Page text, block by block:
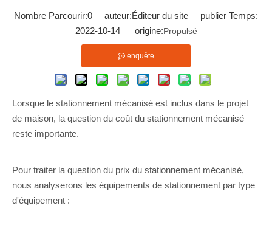
Nombre Parcourir:0 auteur:Éditeur du site publier Temps:
2022-10-14 origine:Propulsé
enquête
Lorsque le stationnement mécanisé est inclus dans le projet
de maison, la question du coût du stationnement mécanisé
reste importante.
Pour traiter la question du prix du stationnement mécanisé,
nous analyserons les équipements de stationnement par type
d'équipement :